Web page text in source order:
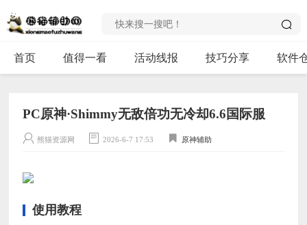
首页 值得一看 活动线报 技巧分享 软件
PC原神·Shimmy无敌倍功无冷却6.6国际服
熊猫资源网 2026-6-7 17:53 原神辅助
使用教程